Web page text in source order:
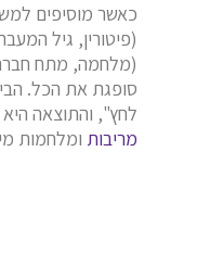
כאשר מוסיפים
(פיטורין, גיל
(מלחמה, מתח
סופגת את הכל.
לחץ", והתוצאה היא
מריבות ומלחמות